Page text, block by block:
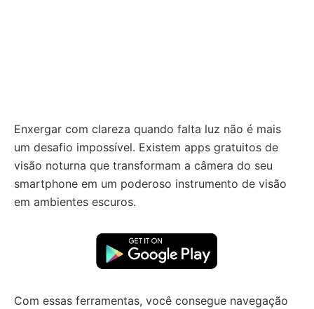
Enxergar com clareza quando falta luz não é mais
um desafio impossível. Existem apps gratuitos de
visão noturna que transformam a câmera do seu
smartphone em um poderoso instrumento de visão
em ambientes escuros.
Com essas ferramentas, você consegue navegação